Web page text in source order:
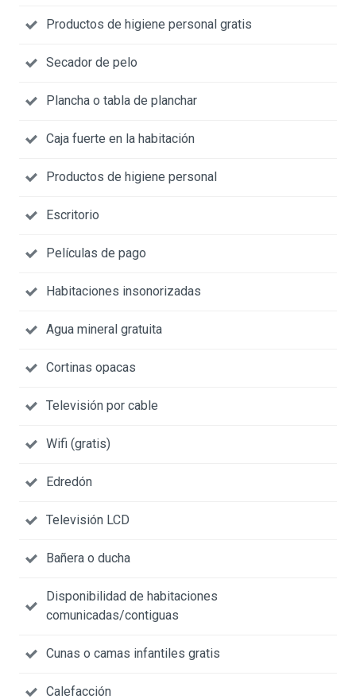
Productos de higiene personal gratis
Secador de pelo
Plancha o tabla de planchar
Caja fuerte en la habitación
Productos de higiene personal
Escritorio
Películas de pago
Habitaciones insonorizadas
Agua mineral gratuita
Cortinas opacas
Televisión por cable
Wifi (gratis)
Edredón
Televisión LCD
Bañera o ducha
Disponibilidad de habitaciones
comunicadas/contiguas
Cunas o camas infantiles gratis
Calefacción